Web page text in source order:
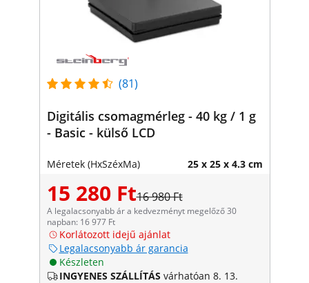
(81)
Digitális csomagmérleg - 40 kg / 1 g
- Basic - külső LCD
Méretek (HxSzéxMa) 25 x 25 x 4.3 cm
15 280 Ft16 980 Ft
A legalacsonyabb ár a kedvezményt megelőző 30
napban: 16 977 Ft
Korlátozott idejű ajánlat
Legalacsonyabb ár garancia
Készleten
INGYENES SZÁLLÍTÁS várhatóan 8. 13.